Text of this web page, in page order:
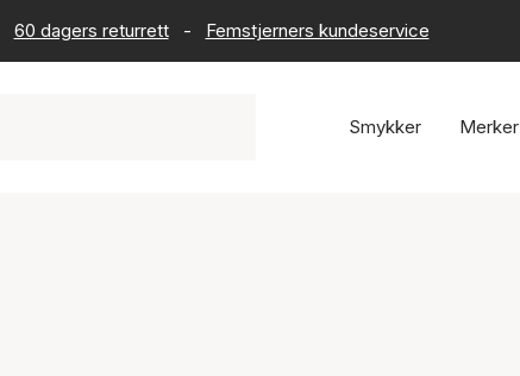
60 dagers returrett - Femstjerners kundeservice
Smykker Merker